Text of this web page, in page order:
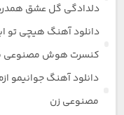
دلدادگی گل عشق
دانلود آهنگ هیچی تو
کنسرت هوش مصنوعی
دانلود آهنگ
مصنوعی زن